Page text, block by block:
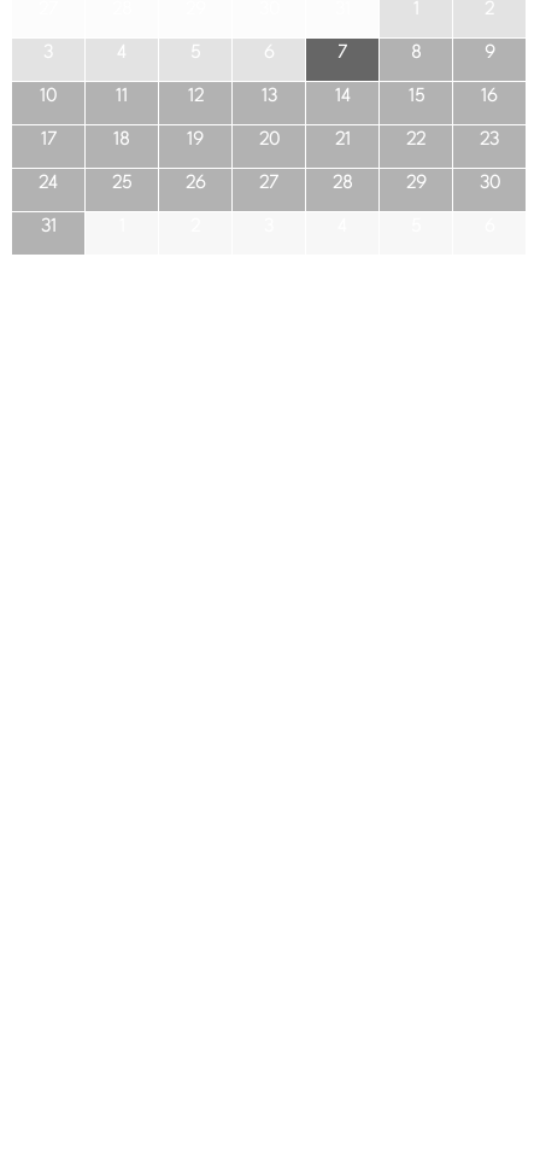
2
3 4 5 6 7 8 9
10 11 12 13 14 15 16
17 18 19 20 21 22 23
24 25 26 27 28 29 30
31